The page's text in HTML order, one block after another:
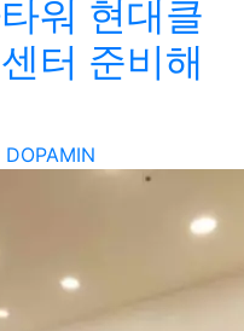
워 현대클
터 준비해
DOPAMIN